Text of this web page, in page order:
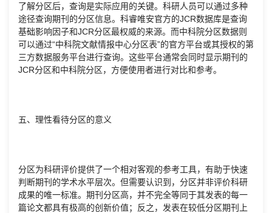
了解分区后，查询是实际应用的关键。科研人员可以通过多种
途径查询期刊的分区信息。科睿唯安官方的JCR数据库是查询
基础影响因子和JCR分区最权威的来源。而中科院分区数据则
可以通过“中科院文献情报中心分区表”的官方平台或其授权的第
三方数据服务平台进行查询。这些平台通常会同时显示期刊的
JCR分区和中科院分区，方便使用者进行对比和参考。
五、理性看待分区的意义
分区为科研评价提供了一个相对客观的参考工具，有助于快速
判断期刊的学术水平层次。但需要认识到，分区并非评价科研
成果的唯一标准。期刊分区高，并不完全等同于其发表的每一
篇论文都具有极高的创新价值；反之，发表在较低分区期刊上